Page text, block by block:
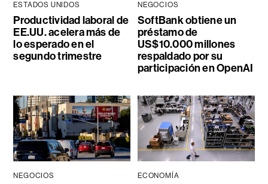
ESTADOS UNIDOS
Productividad laboral de
EE.UU. acelera más de
lo esperado en el
segundo trimestre
NEGOCIOS
SoftBank obtiene un
préstamo de
US$10.000 millones
respaldado por su
participación en OpenAI
NEGOCIOS ECONOMÍA